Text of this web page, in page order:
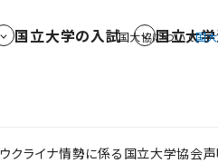
国大協について国
国立大学の入試 国立大
ウクライナ情勢に係る国立大学協会